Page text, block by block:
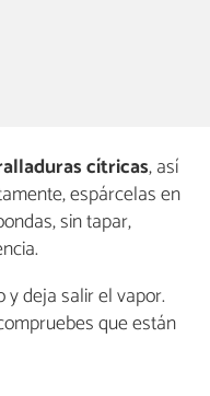
cítricas, así
espárcelas en
sin tapar,
y deja salir el vapor.
que están